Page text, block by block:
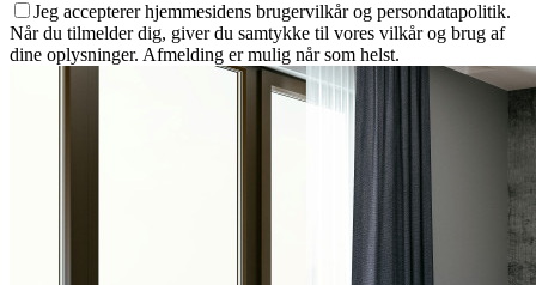
Jeg accepterer hjemmesidens brugervilkår og persondatapolitik.
Når du tilmelder dig, giver du samtykke til vores vilkår og brug af
dine oplysninger. Afmelding er mulig når som helst.